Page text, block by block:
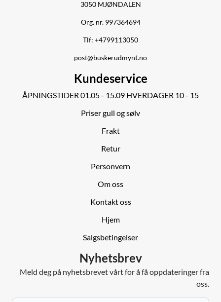
3050 MJØNDALEN
Org. nr. 997364694
Tlf: +4799113050
post@buskerudmynt.no
Kundeservice
ÅPNINGSTIDER 01.05 - 15.09 HVERDAGER 10 - 15
Priser gull og sølv
Frakt
Retur
Personvern
Om oss
Kontakt oss
Hjem
Salgsbetingelser
Nyhetsbrev
Meld deg på nyhetsbrevet vårt for å få oppdateringer fra
oss.